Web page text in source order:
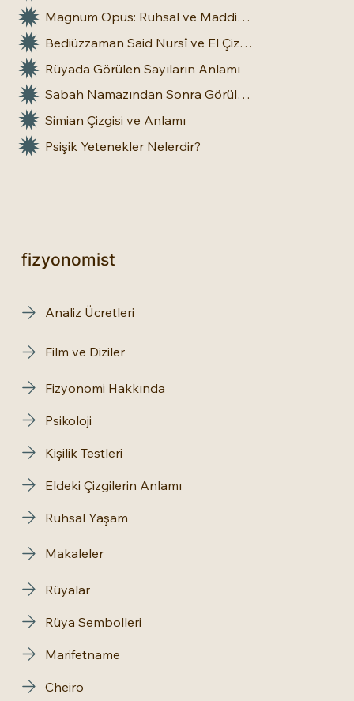
Magnum Opus: Ruhsal ve Maddi Dönüşümün Büyük Eseri
Bediüzzaman Said Nursî ve El Çizgileri: İnsan Doğasına Dair Bir Bakış
Rüyada Görülen Sayıların Anlamı
Sabah Namazından Sonra Görülen Rüya Gerçek Olur mu?
Simian Çizgisi ve Anlamı
Psişik Yetenekler Nelerdir?
fizyonomist
Analiz Ücretleri
Film ve Diziler
Makaleler
Fizyonomi Hakkında
Psikoloji
Kişilik Testleri
Eldeki Çizgilerin Anlamı
Ruhsal Yaşam
Rüyalar
Rüya Sembolleri
Marifetname
Cheiro